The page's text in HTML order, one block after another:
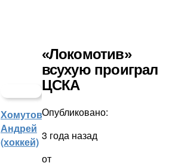
Хомутов
Андрей
(хоккей)
«Локомотив»
всухую проиграл
ЦСКА
Опубликовано:
3 года назад
от